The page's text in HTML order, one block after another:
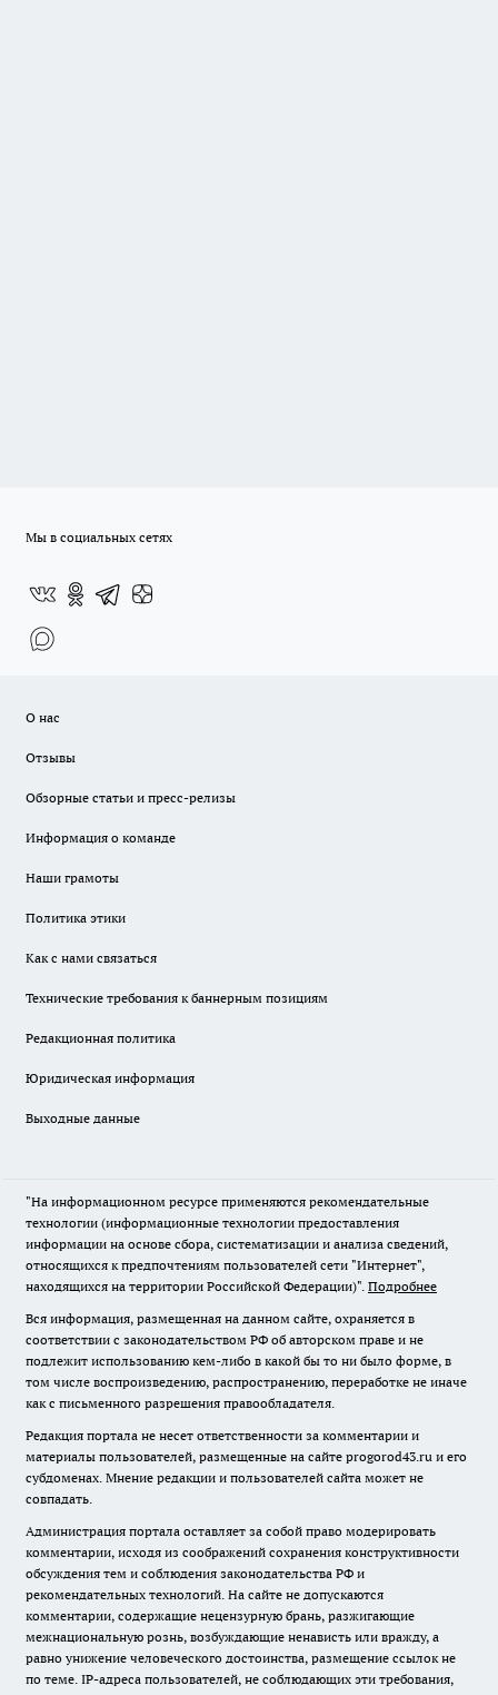
Мы в социальных сетях
О нас
Отзывы
Обзорные статьи и пресс-релизы
Информация о команде
Наши грамоты
Политика этики
Как с нами связаться
Технические требования к баннерным позициям
Редакционная политика
Юридическая информация
Выходные данные
"На информационном ресурсе применяются рекомендательные
технологии (информационные технологии предоставления
информации на основе сбора, систематизации и анализа сведений,
относящихся к предпочтениям пользователей сети "Интернет",
находящихся на территории Российской Федерации)". Подробнее
Вся информация, размещенная на данном сайте, охраняется в
соответствии с законодательством РФ об авторском праве и не
подлежит использованию кем-либо в какой бы то ни было форме, в
том числе воспроизведению, распространению, переработке не иначе
как с письменного разрешения правообладателя.
Редакция портала не несет ответственности за комментарии и
материалы пользователей, размещенные на сайте progorod43.ru и его
субдоменах. Мнение редакции и пользователей сайта может не
совпадать.
Администрация портала оставляет за собой право модерировать
комментарии, исходя из соображений сохранения конструктивности
обсуждения тем и соблюдения законодательства РФ и
рекомендательных технологий. На сайте не допускаются
комментарии, содержащие нецензурную брань, разжигающие
межнациональную рознь, возбуждающие ненависть или вражду, а
равно унижение человеческого достоинства, размещение ссылок не
по теме. IP-адреса пользователей, не соблюдающих эти требования,